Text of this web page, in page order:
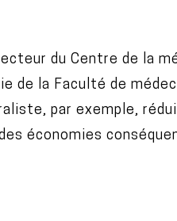
du Centre de la
la Faculté de
par exemple,
économies